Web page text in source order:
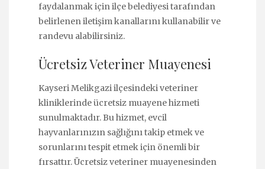
faydalanmak için ilçe belediyesi tarafından
belirlenen iletişim kanallarını kullanabilir ve
randevu alabilirsiniz.
Ücretsiz Veteriner Muayenesi
Kayseri Melikgazi ilçesindeki veteriner
kliniklerinde ücretsiz muayene hizmeti
sunulmaktadır. Bu hizmet, evcil
hayvanlarınızın sağlığını takip etmek ve
sorunlarını tespit etmek için önemli bir
fırsattır. Ücretsiz veteriner muayenesinden